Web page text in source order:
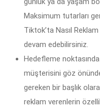
Maksimum tutarları
Tiktok’ta Nasıl
devam edebilirsiniz.
Hedefleme
müşterisini göz
gereken bir başlık
reklam verenlerin